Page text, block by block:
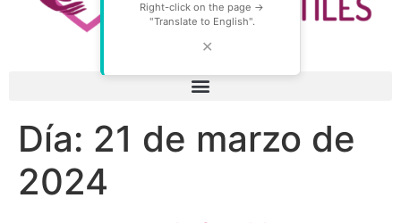
Right-click on the page →
"Translate to English".
✕
Día: 21 de marzo de
2024